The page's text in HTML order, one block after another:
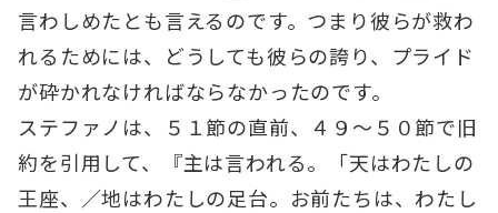
言わしめたとも言えるのです。つまり彼らが救わ
れるためには、どうしても彼らの誇り、プライド
が砕かれなければならなかったのです。
ステファノは、５１節の直前、４９～５０節で旧
約を引用して、『主は言われる。「天はわたしの
王座、／地はわたしの足台。お前たちは、わたし